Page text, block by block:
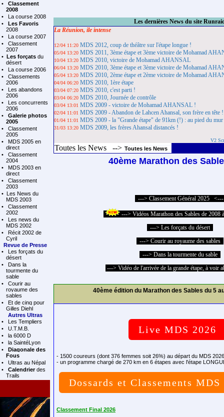
•
Classement
2008
•
La course 2008
•
Les Favoris
2008
•
La course 2007
•
Classement
2007
• Les forçats du
désert
•
La course 2006
•
Classements
2006
•
Les abandons
2006
•
Les concurrents
2006
•
Galerie photos
2005
•
Classement
2005
•
MDS 2005 en
direct
•
Classement
2004
•
MDS 2003 en
direct
•
Classement
2003
• Les News du
MDS 2003
•
Classement
2002
•
Les news du
MDS 2002
•
Récit 2002 de
Cyril
Revue de Presse
•
Les forçats du
désert
•
Dans la
tourmente du
sable
•
Courir au
royaume des
sables
•
Et de cinq pour
Gilles Diehl
Autres Ultras
•
Les Templiers
•
U.T.M.B.
•
la 6000 D
•
la SaintéLyon
•
Diagonale des
Fous
•
Ultras au Népal
•
Calendrierdes
Trails
Les dernières News du site
La Réunion, ile intense
12/04 11:20 MDS 2012, coup de théâtre sur l'étape longue !
05/04 13:20 MDS 2011, 3ème étape et 3ème victoire de Mohamad
10/04 13:20 MDS 2010, victoire de Mohamad AHANSAL
06/04 13:20 MDS 2010, 3ème étape et 3ème victoire de Mohamad
05/04 13:20 MDS 2010, 2ème étape et 2ème victoire de Mohamad
04/04 06:20 MDS 2010, 1ère étape
03/04 07:20 MDS 2010, c'est parti !
03/04 06:20 MDS 2010, Journée de contrôle
03/04 13:01 MDS 2009 - victoire de Mohamad AHANSAL !
02/04 11:01 MDS 2009 - Abandon de Lahcen Ahansal, son frère en tête !
01/04 11:01 MDS 2009 - la "Grande étape" de 91km (!) : au pied du
31/03 13:20 MDS 2009, les frères Ahansal distancés !
V2
Toutes les News --> Toutes les News
40ème Marathon des
---> Classement Général 2025
---> Vidéos Marathon des Sables de 2008
---> Les forçats du désert
---> Courir au royaume des sables
---> Dans la tourmente du sable
---> Vidéo de l'arrivée de la grande étape, à voir
40ème édition du Marathon des Sables du 5
Live MDS 2026
- 1500 coureurs (dont 376 femmes soit 26%) au départ du MDS
- un programme chargé de 270 km en 6 étapes avec l'étape
Dossards et Classements MDS
Classement Final 2026